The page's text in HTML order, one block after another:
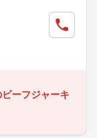
ーフジャーキ